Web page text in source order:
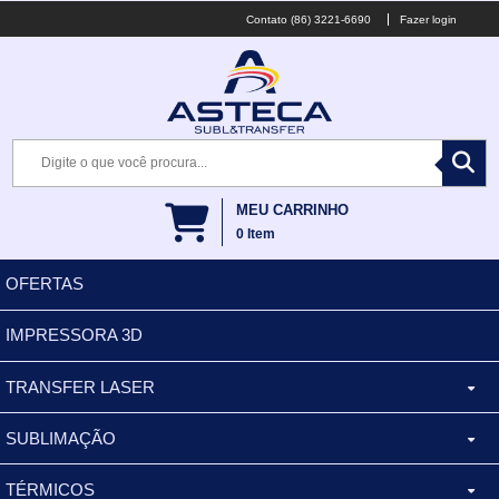
(86) 3221-6690 Fazer login
MEU CARRINHO
0 Item
OFERTAS
IMPRESSORA 3D
TRANSFER LASER
CANECA ALUMINIO
BALDES
SUBLIMAÇÃO
XÍCARA
TÉRMICOS